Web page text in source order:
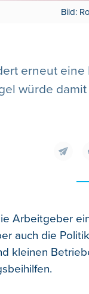
Bild:
erneut
würde
Arbeitgeber
auch die
kleinen